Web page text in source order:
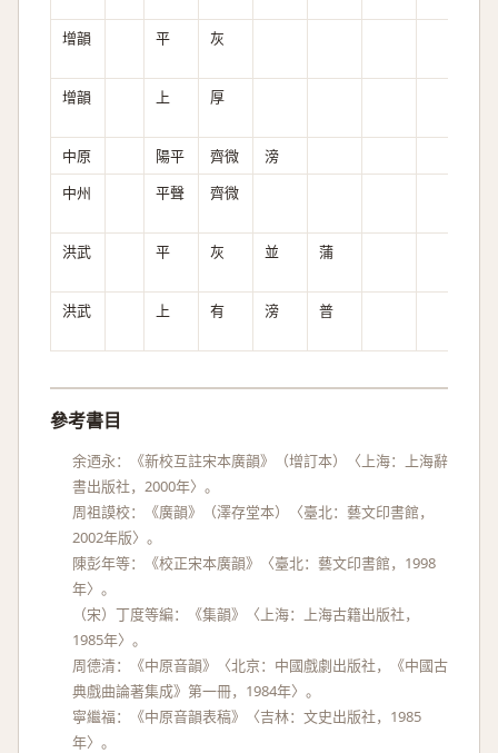
增韻 平 灰
增韻 上 厚
中原 陽平 齊微 滂
中州
平聲 齊微
洪武 平 灰 並 蒲
洪武 上 有 滂 普
參考書目
余迺永：《新校互註宋本廣韻》（增訂本）〈上海：上海辭
書出版社，2000年〉。
周祖謨校：《廣韻》（澤存堂本）〈臺北：藝文印書館，
2002年版〉。
陳彭年等：《校正宋本廣韻》〈臺北：藝文印書館，1998
年〉。
（宋）丁度等編：《集韻》〈上海：上海古籍出版社，
1985年〉。
周德清：《中原音韻》〈北京：中國戲劇出版社，《中國古
典戲曲論著集成》第一冊，1984年〉。
寧繼福：《中原音韻表稿》〈吉林：文史出版社，1985
年〉。